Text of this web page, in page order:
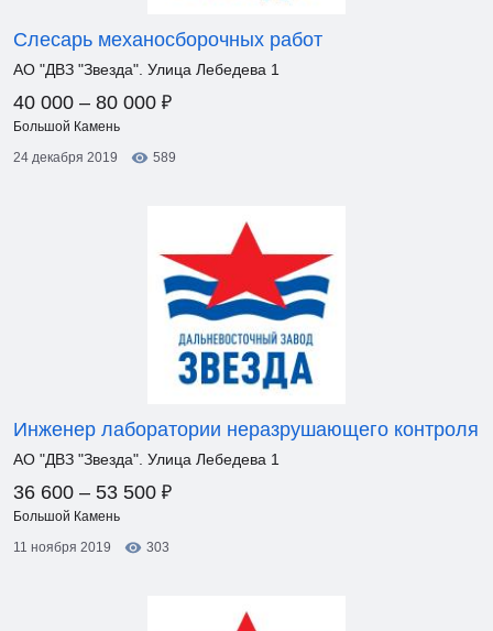
Слесарь механосборочных работ
АО "ДВЗ "Звезда". Улица Лебедева 1
40 000 – 80 000 ₽
Большой Камень
24 декабря 2019
589
Инженер лаборатории неразрушающего контроля
АО "ДВЗ "Звезда". Улица Лебедева 1
36 600 – 53 500 ₽
Большой Камень
11 ноября 2019
303